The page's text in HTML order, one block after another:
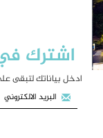
اشترك في
ادخل بياناتك لتبقى